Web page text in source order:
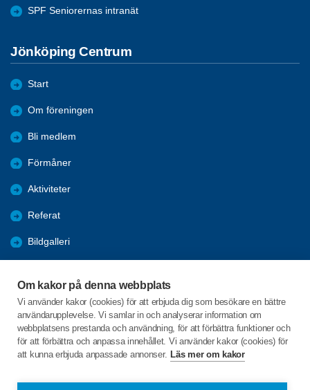
Om kakor på denna webbplats
Vi använder kakor (cookies) för att erbjuda dig som besökare en bättre
användarupplevelse. Vi samlar in och analyserar information om
webbplatsens prestanda och användning, för att förbättra funktioner och
för att förbättra och anpassa innehållet. Vi använder kakor (cookies) för
att kunna erbjuda anpassade annonser. Läs mer om kakor
SPF Seniorernas intranät
Jönköping Centrum
Start
Om föreningen
Bli medlem
Förmåner
Aktiviteter
Referat
Bildgalleri
Engagera DIG i vår förening
C/o:Lennart Lööw